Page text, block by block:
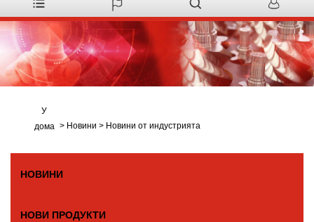
У
дома > Новини > Новини от индустрията
НОВИНИ
НОВИ ПРОДУКТИ